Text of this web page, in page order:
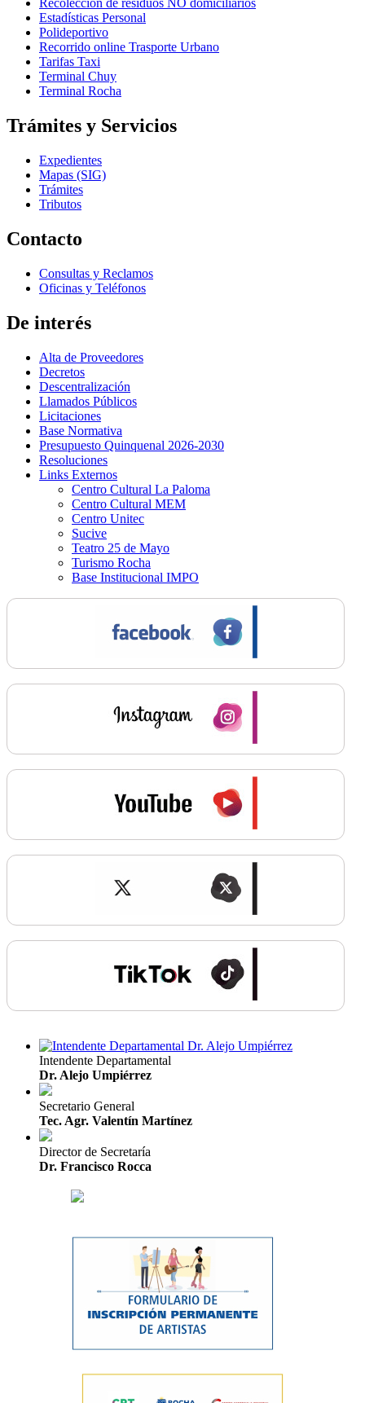
Recolección de residuos NO domiciliarios
Estadísticas Personal
Polideportivo
Recorrido online Trasporte Urbano
Tarifas Taxi
Terminal Chuy
Terminal Rocha
Trámites y Servicios
Expedientes
Mapas (SIG)
Trámites
Tributos
Contacto
Consultas y Reclamos
Oficinas y Teléfonos
De interés
Alta de Proveedores
Decretos
Descentralización
Llamados Públicos
Licitaciones
Base Normativa
Presupuesto Quinquenal 2026-2030
Resoluciones
Links Externos
Centro Cultural La Paloma
Centro Cultural MEM
Centro Unitec
Sucive
Teatro 25 de Mayo
Turismo Rocha
Base Institucional IMPO
Intendente Departamental
Dr. Alejo Umpiérrez
Secretario General
Tec. Agr. Valentín Martínez
Director de Secretaría
Dr. Francisco Rocca